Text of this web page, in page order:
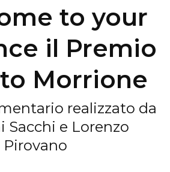
to your
il Premio
Morrione
realizzato da
Sacchi e Lorenzo
Pirovano